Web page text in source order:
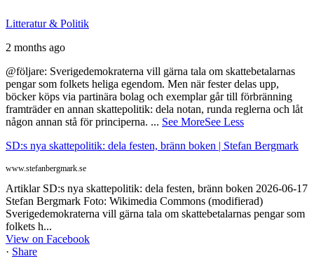
Litteratur & Politik
2 months ago
@följare: Sverigedemokraterna vill gärna tala om skattebetalarnas
pengar som folkets heliga egendom. Men när fester delas upp,
böcker köps via partinära bolag och exemplar går till förbränning
framträder en annan skattepolitik: dela notan, runda reglerna och låt
någon annan stå för principerna. ... See MoreSee Less
SD:s nya skattepolitik: dela festen, bränn boken | Stefan Bergmark
www.stefanbergmark.se
Artiklar SD:s nya skattepolitik: dela festen, bränn boken 2026-06-17
Stefan Bergmark Foto: Wikimedia Commons (modifierad)
Sverigedemokraterna vill gärna tala om skattebetalarnas pengar som
folkets h...
View on Facebook
· Share